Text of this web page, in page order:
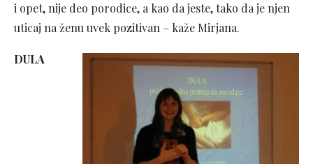
i opet, nije deo porodice, a kao da jeste, tako da je njen
uticaj na ženu uvek pozitivan – kaže Mirjana.
DULA